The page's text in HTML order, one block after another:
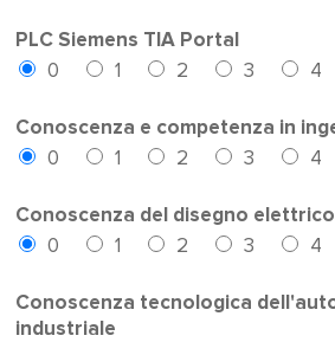
PLC Siemens TIA Portal
0 1 2 3 4
Conoscenza e competenza in
0 1 2 3 4
Conoscenza del disegno elettrico
0 1 2 3 4
Conoscenza tecnologica
industriale